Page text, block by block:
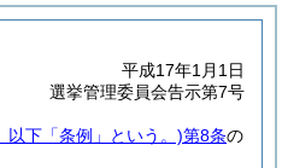
平成17年1月1日
選挙管理委員会告示第7号
以下「条例」という。)第8条の